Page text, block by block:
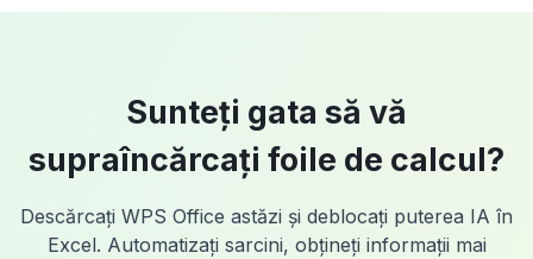
Sunteți gata să vă
supraîncărcați foile de calcul?
Descărcați WPS Office astăzi și deblocați puterea IA în
Excel. Automatizați sarcini, obțineți informații mai